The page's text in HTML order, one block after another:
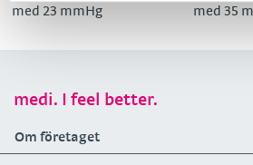
med 23 mmHg
med 35
medi. I feel better.
Om företaget